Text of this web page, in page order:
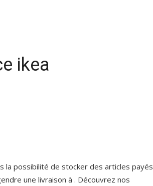
ikea
la possibilité de stocker des articles payés
une livraison à . Découvrez nos